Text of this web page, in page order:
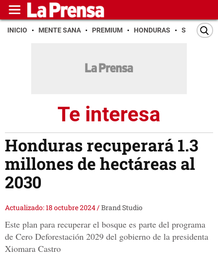
INICIO MENTE SANA PREMIUM HONDURAS SAN PEDRO
Te interesa
Honduras recuperará 1.3
millones de hectáreas al
2030
Actualizado: 18 octubre 2024/Brand Studio
Este plan para recuperar el bosque es parte del programa
de Cero Deforestación 2029 del gobierno de la presidenta
Xiomara Castro